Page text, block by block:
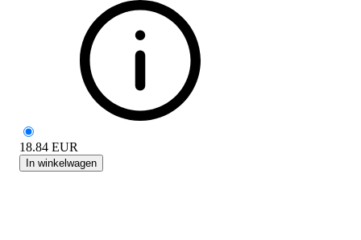
18.84 EUR
In winkelwagen